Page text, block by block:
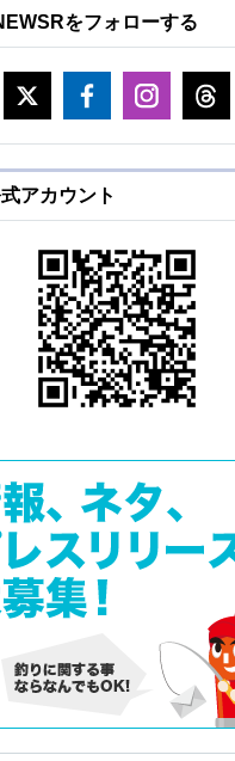
をフォローする
アカウント